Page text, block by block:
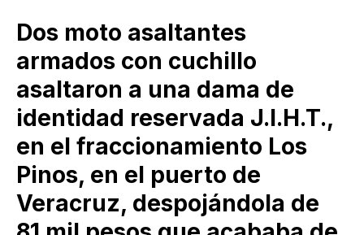
Dos moto asaltantes
armados con cuchillo
asaltaron a una dama de
identidad reservada J.I.H.T.,
en el fraccionamiento Los
Pinos, en el puerto de
Veracruz, despojándola de